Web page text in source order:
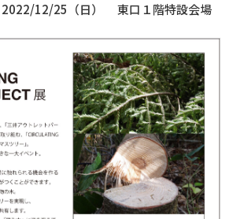
2022/12/25 （日） 東口１階特設会場